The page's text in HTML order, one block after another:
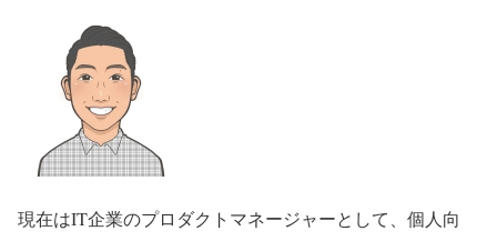
現在はIT企業のプロダクトマネージャーとして、個人向